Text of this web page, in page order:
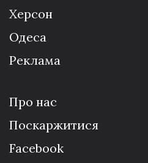
Херсон
Одеса
Реклама
Про нас
Поскаржитися
Facebook